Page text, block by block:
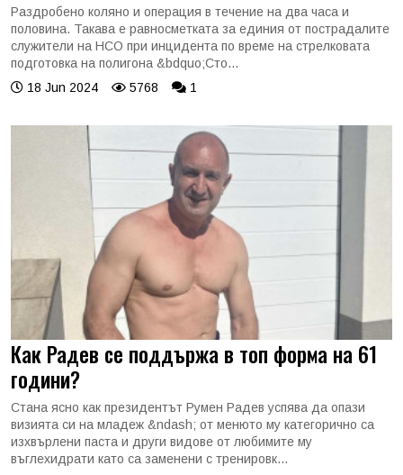
Раздробено коляно и операция в течение на два часа и
половина. Такава е равносметката за единия от пострадалите
служители на НСО при инцидента по време на стрелковата
подготовка на полигона &bdquo;Сто...
18 Jun 2024
5768 1
Как Радев се поддържа в топ форма на 61
години?
Стана ясно как президентът Румен Радев успява да опази
визията си на младеж &ndash; от менюто му категорично са
изхвърлени паста и други видове от любимите му
въглехидрати като са заменени с тренировк...